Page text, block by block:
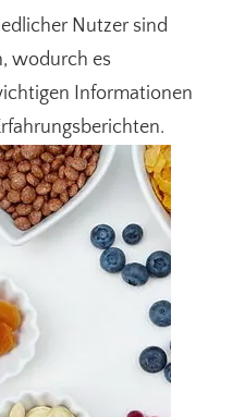
Nutzer sind
wodurch es
Informationen